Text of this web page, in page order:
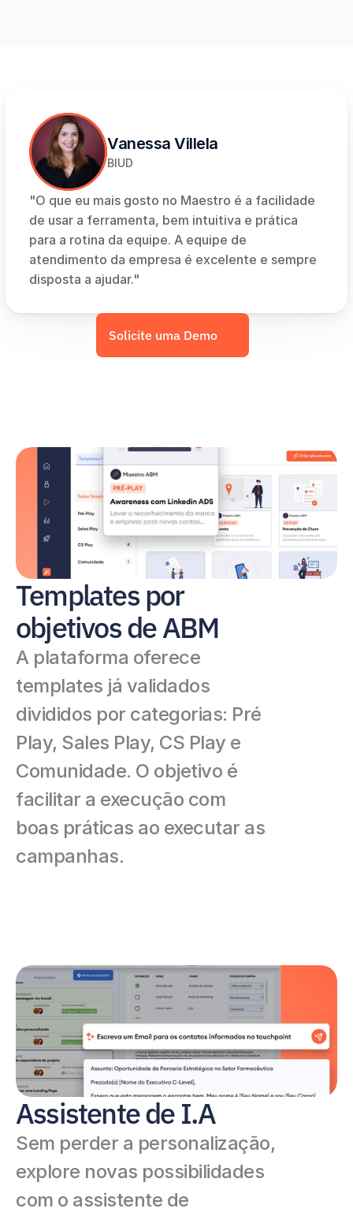
Vanessa Villela
BIUD
"O que eu mais gosto no Maestro é a facilidade
de usar a ferramenta, bem intuitiva e prática
para a rotina da equipe. A equipe de
atendimento da empresa é excelente e sempre
disposta a ajudar."
Solicite uma Demo
Templates por
objetivos de ABM
A plataforma oferece
templates já validados
divididos por categorias: Pré
Play, Sales Play, CS Play e
Comunidade. O objetivo é
facilitar a execução com
boas práticas ao executar as
campanhas.
Assistente de I.A
Sem perder a personalização,
explore novas possibilidades
com o assistente de